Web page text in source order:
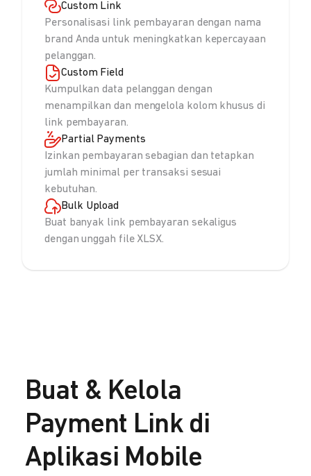
Custom Link
Personalisasi link pembayaran dengan nama
brand Anda untuk meningkatkan kepercayaan
pelanggan.
Custom Field
Kumpulkan data pelanggan dengan
menampilkan dan mengelola kolom khusus di
link pembayaran.
Partial Payments
Izinkan pembayaran sebagian dan tetapkan
jumlah minimal per transaksi sesuai
kebutuhan.
Bulk Upload
Buat banyak link pembayaran sekaligus
dengan unggah file XLSX.
Buat & Kelola
Payment Link di
Aplikasi Mobile